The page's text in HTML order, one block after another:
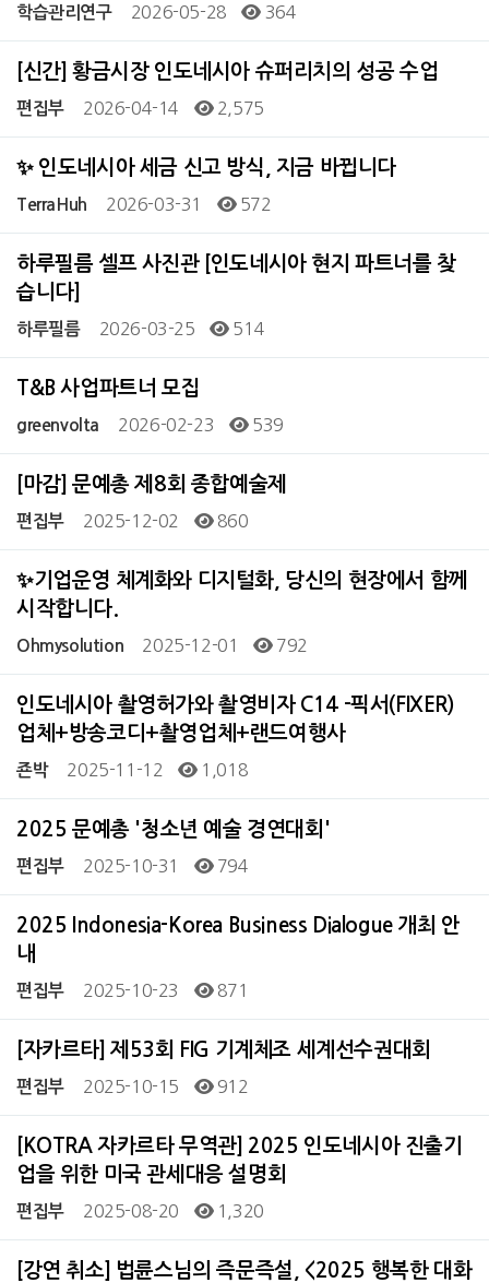
학습관리연구 2026-05-28 364
[신간] 황금시장 인도네시아 슈퍼리치의 성공 수업
편집부 2026-04-14 2,575
✨ 인도네시아 세금 신고 방식, 지금 바뀝니다
TerraHuh 2026-03-31 572
하루필름 셀프 사진관 [인도네시아 현지 파트너를 찾
습니다]
하루필름 2026-03-25 514
T&B 사업파트너 모집
greenvolta 2026-02-23 539
[마감] 문예총 제8회 종합예술제
편집부 2025-12-02 860
✨기업운영 체계화와 디지털화, 당신의 현장에서 함께
시작합니다.
Ohmysolution 2025-12-01 792
인도네시아 촬영허가와 촬영비자 C14 -픽서(FIXER)
업체+방송코디+촬영업체+랜드여행사
죤박 2025-11-12 1,018
2025 문예총 '청소년 예술 경연대회'
편집부 2025-10-31 794
2025 Indonesia-Korea Business Dialogue 개최 안
내
편집부 2025-10-23 871
[자카르타] 제53회 FIG 기계체조 세계선수권대회
편집부 2025-10-15 912
[KOTRA 자카르타 무역관] 2025 인도네시아 진출기
업을 위한 미국 관세대응 설명회
편집부 2025-08-20 1,320
[강연 취소] 법륜스님의 즉문즉설, <2025 행복한 대화